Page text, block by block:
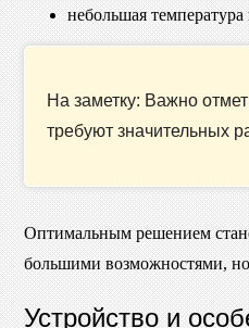
небольшая
На заметку: Важно
требуют значительных
Оптимальным решением
большими возможностями,
Устройство и